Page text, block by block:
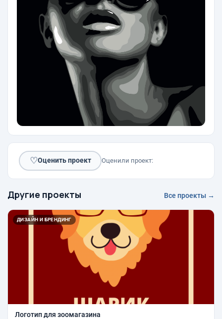
♡Оценить проект Оценили проект:
Другие проекты Все проекты →
ДИЗАЙН И БРЕНДИНГ
Логотип для зоомагазина